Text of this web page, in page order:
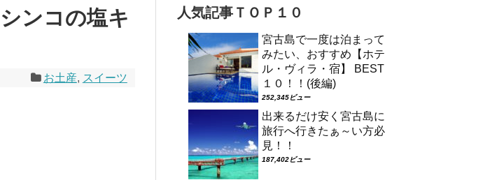
ンコの塩キ
お土産, スイーツ
人気記事ＴＯＰ１０
宮古島で一度は泊まって
みたい、おすすめ【ホテ
ル・ヴィラ・宿】 BEST
１０！！(後編)
252,345ビュー
出来るだけ安く宮古島に
旅行へ行きたぁ～い方必
見！！
187,402ビュー